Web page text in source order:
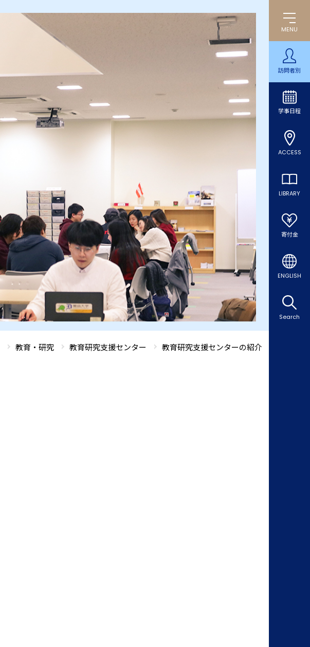
MENU
訪問者別
学事日程
ACCESS
LIBRARY
寄付金
ENGLISH
Search
教育・研究 教育研究支援センター 教育研究支援センターの紹介